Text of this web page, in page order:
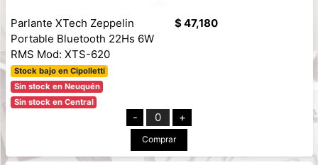
Parlante XTech Zeppelin
Portable Bluetooth 22Hs 6W
RMS Mod: XTS-620
Stock bajo en Cipolletti
Sin stock en Neuquén
Sin stock en Central
$ 47,180
- 0 +
Comprar